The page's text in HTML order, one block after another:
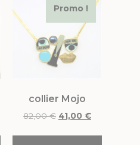
Promo !
collier Mojo
82,00€ 41,00 €